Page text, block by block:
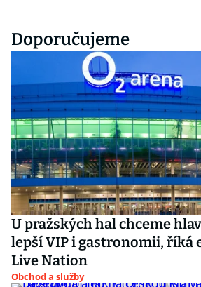
Doporučujeme
U pražských hal chceme
lepší VIP i gastronomii, říká
Live Nation
Obchod a služby